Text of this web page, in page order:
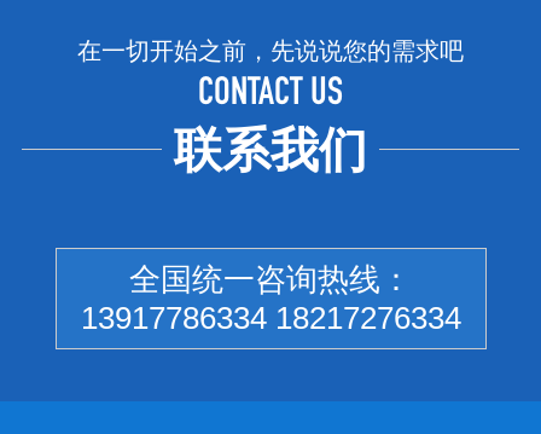
在一切开始之前，先说说您的需求吧
CONTACT US
联系我们
全国统一咨询热线：
13917786334 18217276334